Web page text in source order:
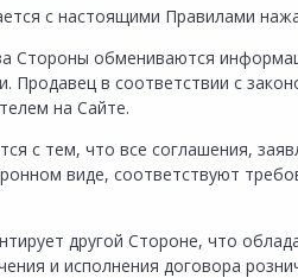
с настоящими Правилами
Стороны обмениваются
Продавец в соответствии с
на Сайте.
с тем, что все соглашения,
виде, соответствуют
другой Стороне, что
и исполнения договора